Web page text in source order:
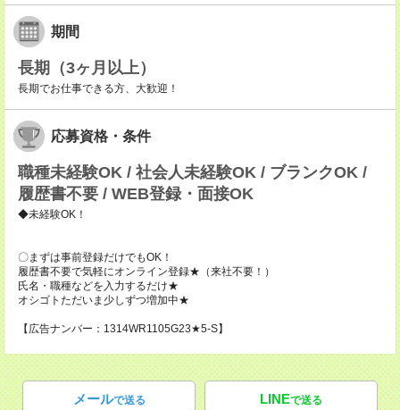
期間
長期（3ヶ月以上）
長期でお仕事できる方、大歓迎！
応募資格・条件
職種未経験OK / 社会人未経験OK / ブランクOK /
履歴書不要 / WEB登録・面接OK
◆未経験OK！
〇まずは事前登録だけでもOK！
履歴書不要で気軽にオンライン登録★（来社不要！）
氏名・職種などを入力するだけ★
オシゴトただいま少しずつ増加中★
【広告ナンバー：1314WR1105G23★5-S】
メールで送る LINEで送る